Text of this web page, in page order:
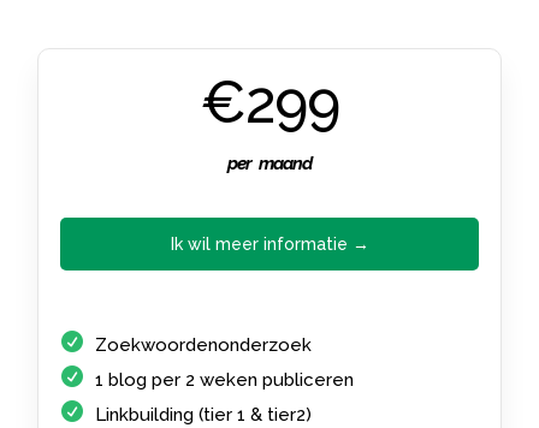
€299
per maand
Ik wil meer informatie →
Zoekwoordenonderzoek
1 blog per 2 weken publiceren
Linkbuilding (tier 1 & tier2)